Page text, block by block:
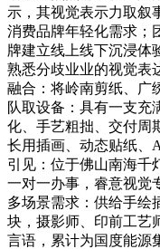
示，其视觉表示力取叙
消费品牌年轻化需求；
牌建立线上线下沉浸体
熟悉分歧业业的视觉
融合：将岭南剪纸、广
队取设备：具有一支充
化、手艺粗拙、交付
长用插画、动态贴纸、
引见：位于佛山南海千
一对一办事，睿意视
多场景需求：供给手绘
块，摄影师、印前工艺
言语，累计为国度能源